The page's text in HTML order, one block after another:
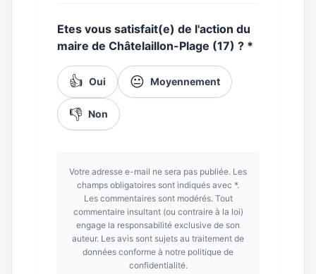
Etes vous satisfait(e) de l'action du
maire de Châtelaillon-Plage (17) ? *
👍 Oui 😐 Moyennement
👎 Non
Votre adresse e-mail ne sera pas publiée. Les
champs obligatoires sont indiqués avec *.
Les commentaires sont modérés. Tout
commentaire insultant (ou contraire à la loi)
engage la responsabilité exclusive de son
auteur. Les avis sont sujets au traitement de
données conforme à notre politique de
confidentialité.